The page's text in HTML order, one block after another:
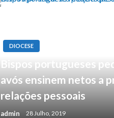
DIOCESE
Bispos portugueses
avós ensinem netos a
relações pessoais
admin 28 Julho, 2019